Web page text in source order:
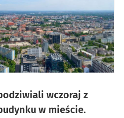
wczoraj z
w mieście.